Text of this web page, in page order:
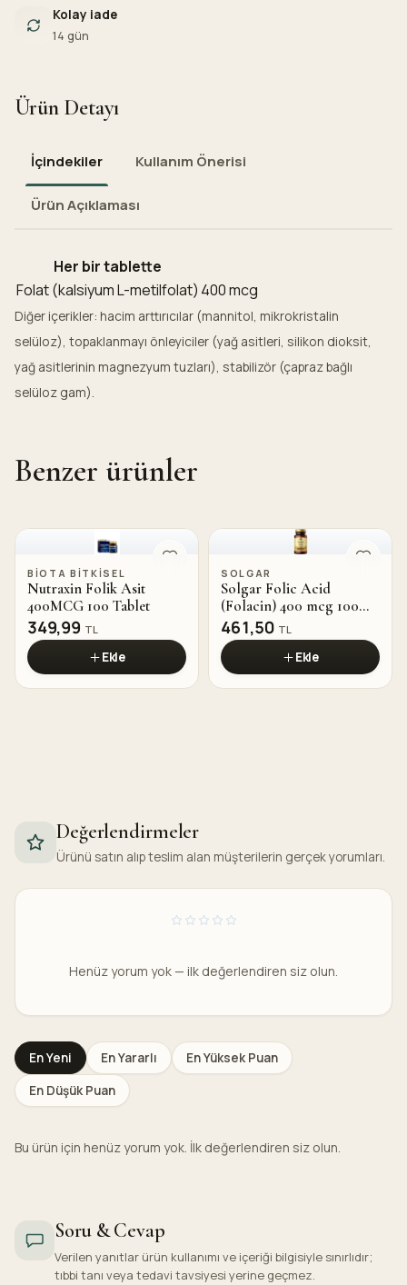
Kolay iade
14 gün
Ürün Detayı
İçindekiler Kullanım Önerisi
Ürün Açıklaması
Her bir tablette
Folat (kalsiyum L-metilfolat) 400 mcg
Diğer içerikler: hacim arttırıcılar (mannitol, mikrokristalin
selüloz), topaklanmayı önleyiciler (yağ asitleri, silikon dioksit,
yağ asitlerinin magnezyum tuzları), stabilizör (çapraz bağlı
selüloz gam).
Benzer ürünler
BIOTA BITKISEL
Nutraxin Folik Asit
400MCG 100 Tablet
349,99 TL
Ekle
SOLGAR
Solgar Folic Acid
(Folacin) 400 mcg 100
Tablet
461,50 TL
Ekle
Değerlendirmeler
Ürünü satın alıp teslim alan müşterilerin gerçek yorumları.
Henüz yorum yok — ilk değerlendiren siz olun.
En Yeni En Yararlı
En Yüksek Puan
En Düşük Puan
Bu ürün için henüz yorum yok. İlk değerlendiren siz olun.
Soru & Cevap
Verilen yanıtlar ürün kullanımı ve içeriği bilgisiyle sınırlıdır;
tıbbi tanı veya tedavi tavsiyesi yerine geçmez.